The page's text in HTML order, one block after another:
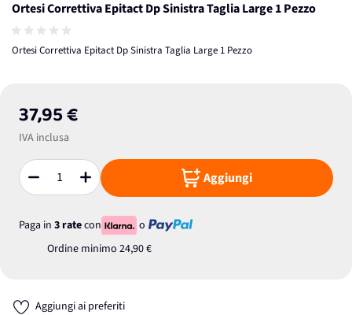
Ortesi Correttiva Epitact Dp Sinistra Taglia Large 1 Pezzo
Ortesi Correttiva Epitact Dp Sinistra Taglia Large 1 Pezzo
37,95 €
IVA inclusa
Quantità Aggiungi
Paga in 3 ratecon
o
Ordine minimo 24,90 €
Aggiungi ai preferiti